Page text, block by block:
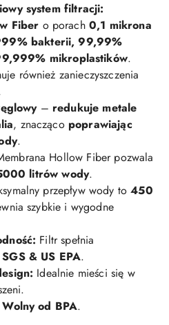
system filtracji:
Fiber o porach 0,1 mikrona
bakterii, 99,99%
mikroplastików.
również zanieczyszczenia
– redukuje metale
, znacząco poprawiając
.
Hollow Fiber pozwala
litrów wody.
przepływ wody to450
szybkie i wygodne
Filtr spełnia
& US EPA.
Idealnie mieści się w
Wolny od BPA.